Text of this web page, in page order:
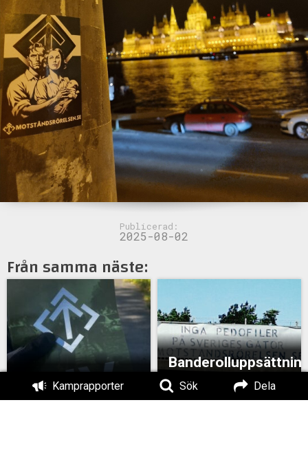
Kamprapporter Sök Dela
Publicerad:
2025-08-02
Från samma näste:
Flygblad i Bollnäs
i Stockholm